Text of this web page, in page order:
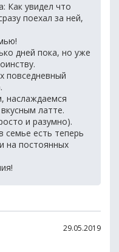
Как увидел что
поехал за ней,
дней пока, но уже
повседневный
наслаждаемся
латте.
и разумно).
семье есть теперь
на постоянных
29.05.2019